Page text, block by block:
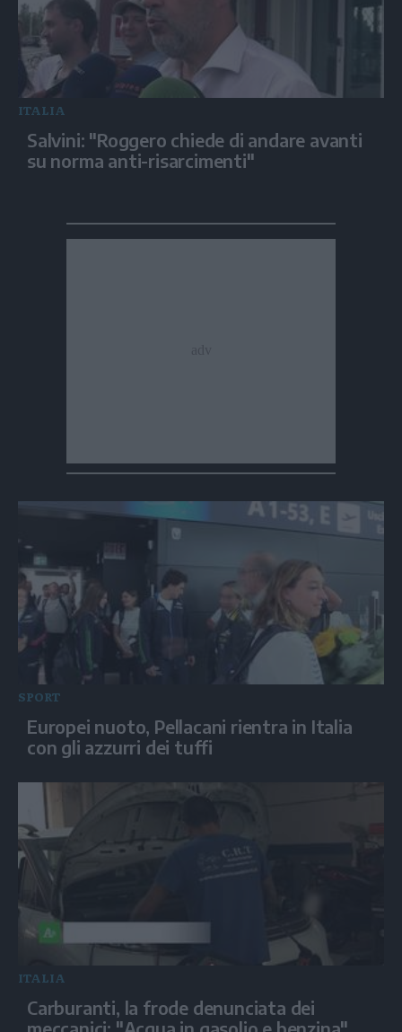
ITALIA
Salvini: "Roggero chiede di andare avanti
su norma anti-risarcimenti"
SPORT
Europei nuoto, Pellacani rientra in Italia
con gli azzurri dei tuffi
ITALIA
Carburanti, la frode denunciata dei